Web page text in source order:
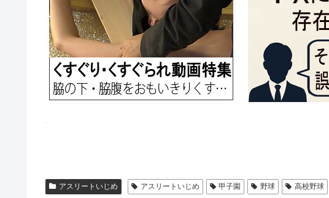
アスリートいじめ アスリートいじめ 甲子園 野球 高校野球